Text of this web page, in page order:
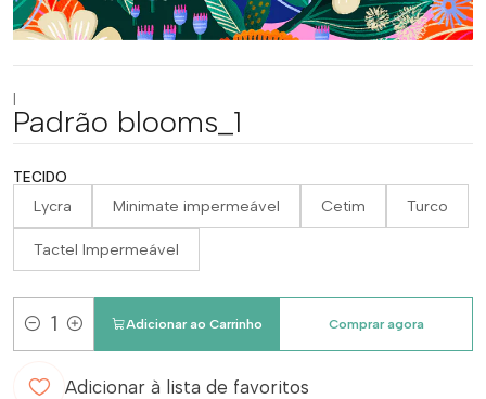
|
Padrão blooms_1
TECIDO
Lycra Minimate impermeável Cetim Turco
Tactel Impermeável
Quantidade
Adicionar ao Carrinho Comprar agora
Adicionar à lista de favoritos